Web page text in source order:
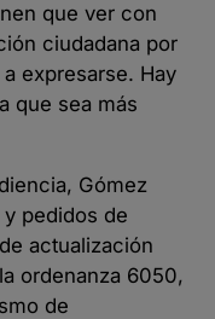
que ver con
ciudadana por
expresarse. Hay
que sea más
Gómez
pedidos de
actualización
ordenanza 6050,
de